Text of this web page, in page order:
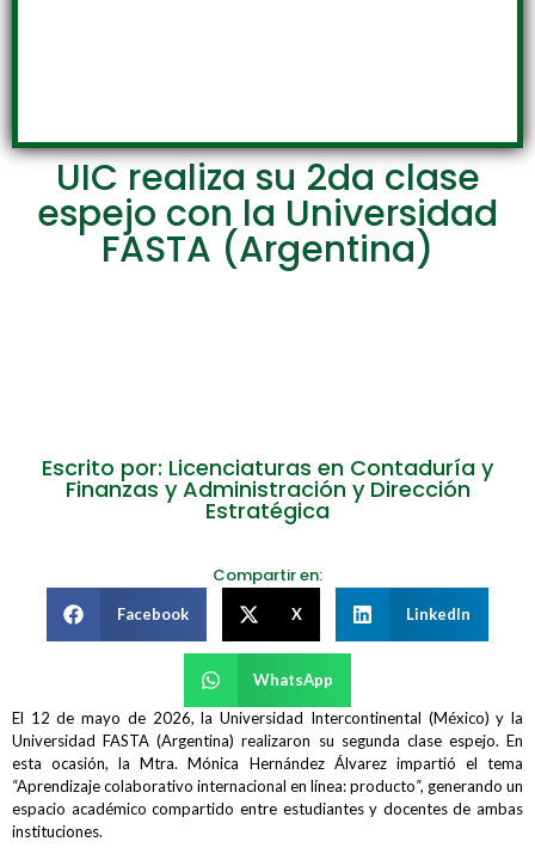
UIC realiza su 2da clase
espejo con la Universidad
FASTA (Argentina)
Escrito por: Licenciaturas en Contaduría y
Finanzas y Administración y Dirección
Estratégica
Compartir en:
Facebook X LinkedIn
WhatsApp
El 12 de mayo de 2026, la Universidad Intercontinental (México) y la
Universidad FASTA (Argentina) realizaron su segunda clase espejo. En
esta ocasión, la Mtra. Mónica Hernández Álvarez impartió el tema
“Aprendizaje colaborativo internacional en línea: producto”, generando un
espacio académico compartido entre estudiantes y docentes de ambas
instituciones.